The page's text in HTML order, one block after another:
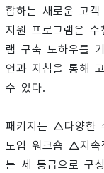
합하는 새로운 고
지원 프로그램은
램 구축 노하우를
언과 지침을 통해
수 있다.
패키지는 △다양한
도입 워크숍 △지속
는 세 등급으로 구